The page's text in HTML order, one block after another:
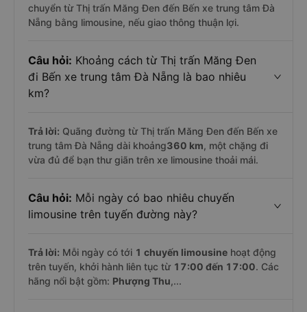
chuyển từ Thị trấn Măng Đen đến Bến xe trung tâm Đà
Nẵng bằng limousine, nếu giao thông thuận lợi.
Câu hỏi: Khoảng cách từ Thị trấn Măng Đen
đi Bến xe trung tâm Đà Nẵng là bao nhiêu
km?
Trả lời: Quãng đường từ Thị trấn Măng Đen đến Bến xe
trung tâm Đà Nẵng dài khoảng360 km, một chặng đi
vừa đủ để bạn thư giãn trên xe limousine thoải mái.
Câu hỏi: Mỗi ngày có bao nhiêu chuyến
limousine trên tuyến đường này?
Trả lời: Mỗi ngày có tới 1 chuyến limousine hoạt động
trên tuyến, khởi hành liên tục từ 17:00 đến 17:00. Các
hãng nổi bật gồm: Phượng Thu,...